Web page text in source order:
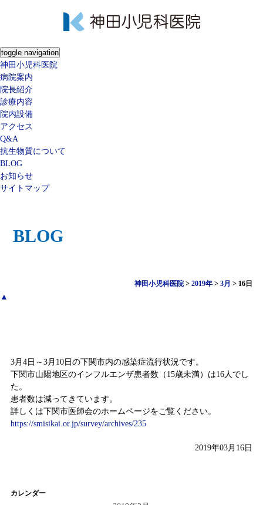
toggle navigation
神田小児科医院
病院案内
院長紹介
診療内容
院内設備
アクセス
Q&A
抗生物質について
BLOG
お知らせ
サイトマップ
BLOG
神田小児科医院 >2019年 >3月 > 16日
▲
3月4日～3月10日の下関市内の感染症流行状況です。
下関市山陽地区のインフルエンザ患者数（15歳未満）は16人でし
た。
患者数は減ってきています。
詳しくは下関市医師会のホームページをご覧ください。
https://smisikai.or.jp/survey/archives/235
2019年03月16日
カレンダー